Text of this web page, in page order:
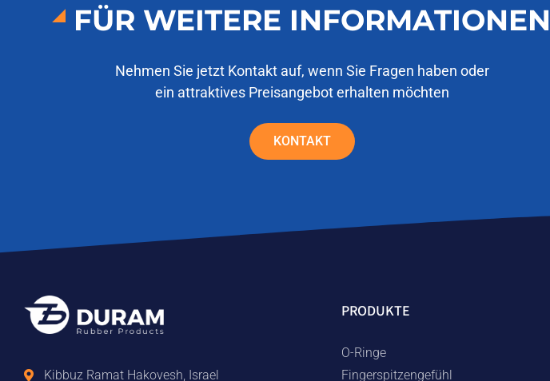
FÜR WEITERE INFORMATIONEN
Nehmen Sie jetzt Kontakt auf, wenn Sie Fragen haben oder
ein attraktives Preisangebot erhalten möchten
KONTAKT
Kibbuz Ramat Hakovesh, Israel
PRODUKTE
O-Ringe
Fingerspitzengefühl